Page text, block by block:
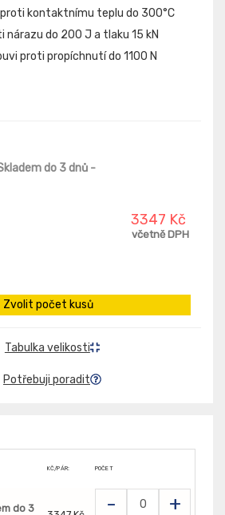
kontaktnímu teplu do 300°C
nárazu do 200 J a tlaku 15 kN
proti propíchnutí do 1100 N
do 3 dnů -
3347 Kč
včetně DPH
Zvolit počet kusů
Tabulka velikosti
Potřebuji poradit
KČ/PÁR: POČET
do 3
- +